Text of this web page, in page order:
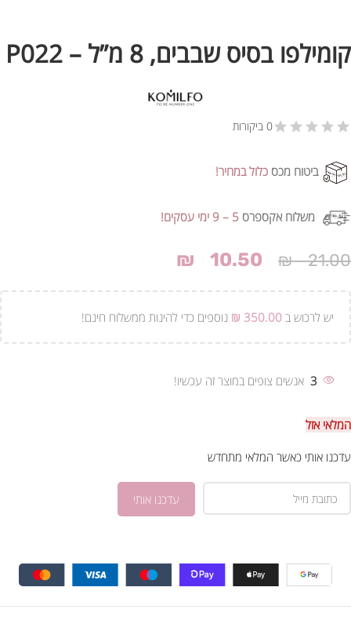
קומילפו בסיס שבבים, 8 מ”ל – P022
0 ביקורות
ביטוח מכס כלול במחיר!
משלוח אקספרס 5 – 9 ימי עסקים!
₪21.00
₪ 10.50
יש לרכוש ב ₪ 350.00 נוספים כדי להינות ממשלוח חינם!
3 אנשים צופים במוצר זה עכשיו!
המלאי אזל
עדכנו אותי כאשר המלאי מתחדש